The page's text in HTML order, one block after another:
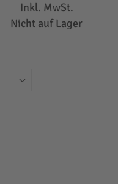
Inkl. MwSt.
Nicht auf Lager